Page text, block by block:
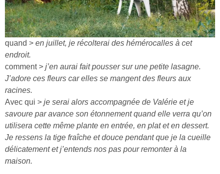
quand > en juillet, je récolterai des hémérocalles à cet
endroit.
comment > j’en aurai fait pousser sur une petite lasagne.
J’adore ces fleurs car elles se mangent des fleurs aux
racines.
Avec qui > je serai alors accompagnée de Valérie et je
savoure par avance son étonnement quand elle verra qu’on
utilisera cette même plante en entrée, en plat et en dessert.
Je ressens la tige fraîche et douce pendant que je la cueille
délicatement et j’entends nos pas pour remonter à la
maison.